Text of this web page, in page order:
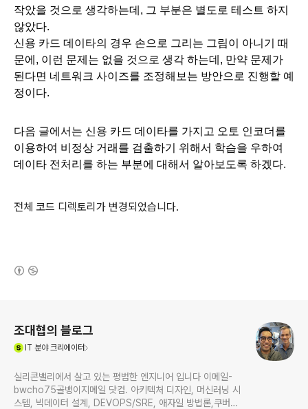
작았을 것으로 생각하는데, 그 부분은 별도로 테스트 하지
않았다.
신용 카드 데이타의 경우 손으로 그리는 그림이 아니기 때
문에, 이런 문제는 없을 것으로 생각 하는데, 만약 문제가
된다면 네트워크 사이즈를 조정해보는 방안으로 진행할 예
정이다.
다음 글에서는 신용 카드 데이타를 가지고 오토 인코더를
이용하여 비정상 거래를 검출하기 위해서 학습을 우하여
데이타 전처리를 하는 부분에 대해서 알아보도록 하겠다.
전체 코드 디렉토리가 변경되었습니다.
조대협의 블로그
IT 분야 크리에이터
실리콘밸리에서 살고 있는 평범한 엔지니어 입니다 이메일-
bwcho75골뱅이지메일 닷컴. 아키텍처 디자인, 머신러닝 시
스템, 빅데이터 설계, DEVOPS/SRE, 애자일 방법론,쿠버네